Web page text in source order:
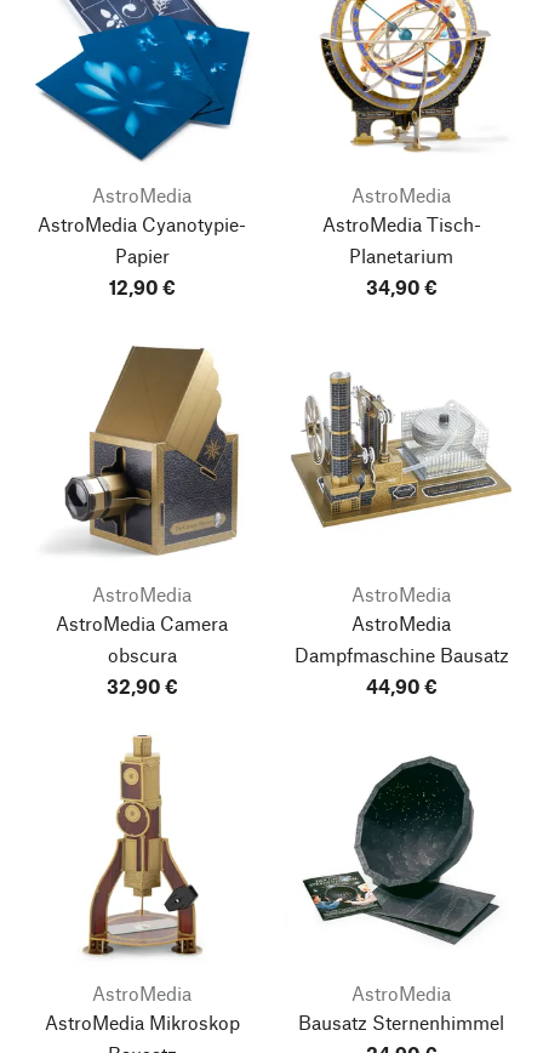
AstroMedia
AstroMedia Cyanotypie-
Papier
12,90 €
AstroMedia
AstroMedia Tisch-
Planetarium
34,90 €
AstroMedia
AstroMedia Camera
obscura
32,90 €
AstroMedia
AstroMedia
Dampfmaschine Bausatz
44,90 €
AstroMedia
AstroMedia Mikroskop
AstroMedia
Bausatz Sternenhimmel